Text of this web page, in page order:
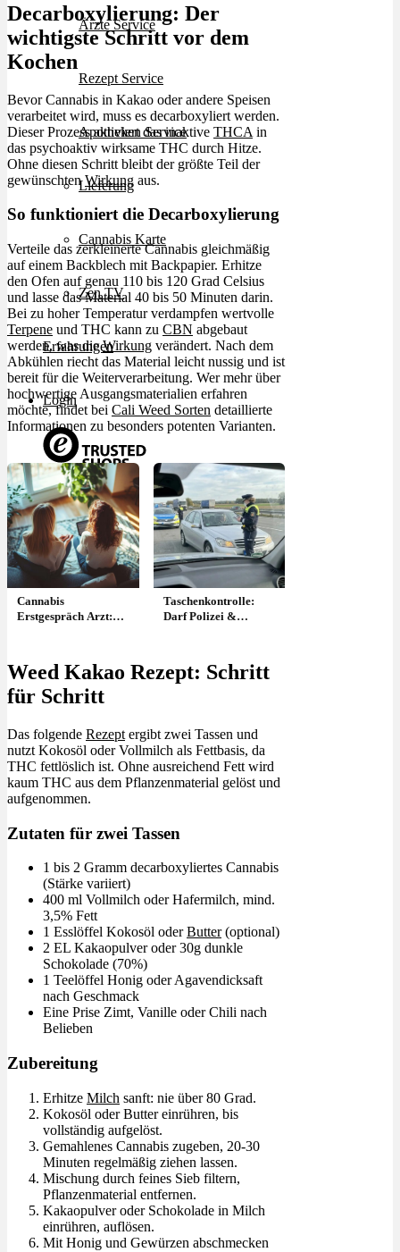
Ärzte Service
Rezept Service
Apotheken Service
Lieferung
Cannabis Karte
Zen TV
Erfahrungen
Login
Menü Menü
Decarboxylierung: Der
wichtigste Schritt vor dem
Kochen
Bevor Cannabis in Kakao oder andere Speisen
verarbeitet wird, muss es decarboxyliert werden.
Dieser Prozess aktiviert das inaktive THCA in
das psychoaktiv wirksame THC durch Hitze.
Ohne diesen Schritt bleibt der größte Teil der
gewünschtenWirkung aus.
So funktioniert die Decarboxylierung
Verteile das zerkleinerte Cannabis gleichmäßig
auf einem Backblech mit Backpapier. Erhitze
den Ofen auf genau 110 bis 120 Grad Celsius
und lasse das Material 40 bis 50 Minuten darin.
Bei zu hoher Temperatur verdampfen wertvolle
Terpene und THC kann zu CBN abgebaut
werden, was dieWirkung verändert. Nach dem
Abkühlen riecht das Material leicht nussig und ist
bereit für die Weiterverarbeitung. Wer mehr über
hochwertige Ausgangsmaterialien erfahren
möchte, findet bei Cali Weed Sorten detaillierte
Informationen zu besonders potenten Varianten.
Cannabis
Erstgespräch Arzt:
Taschenkontrolle:
Darf Polizei &
Weed Kakao Rezept: Schritt
für Schritt
Das folgende Rezept ergibt zwei Tassen und
nutzt Kokosöl oder Vollmilch als Fettbasis, da
THC fettlöslich ist. Ohne ausreichend Fett wird
kaum THC aus dem Pflanzenmaterial gelöst und
aufgenommen.
Zutaten für zwei Tassen
1 bis 2 Gramm decarboxyliertes Cannabis
(Stärke variiert)
400 ml Vollmilch oder Hafermilch, mind.
3,5% Fett
1 Esslöffel Kokosöl oderButter(optional)
2 EL Kakaopulver oder 30g dunkle
Schokolade (70%)
1 Teelöffel Honig oder Agavendicksaft
nach Geschmack
Eine Prise Zimt, Vanille oder Chili nach
Belieben
Zubereitung
Erhitze Milch sanft: nie über 80 Grad.
Kokosöl oder Butter einrühren, bis
vollständig aufgelöst.
Gemahlenes Cannabis zugeben, 20-30
Minuten regelmäßig ziehen lassen.
Mischung durch feines Sieb filtern,
Pflanzenmaterial entfernen.
Kakaopulver oder Schokolade in Milch
einrühren, auflösen.
Mit Honig und Gewürzen abschmecken